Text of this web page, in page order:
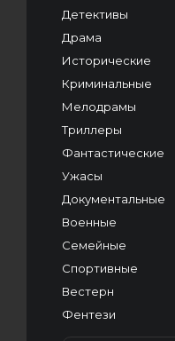
Детективы
Драма
Исторические
Криминальные
Мелодрамы
Триллеры
Фантастические
Ужасы
Документальные
Военные
Семейные
Спортивные
Вестерн
Фентези